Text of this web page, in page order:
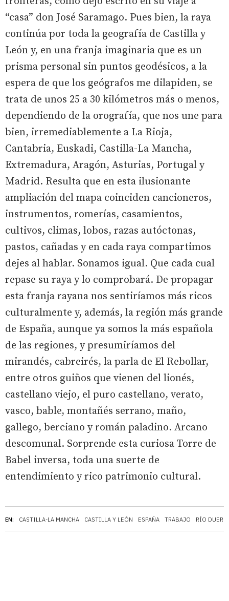
EN: CASTILLA-LA MANCHA CASTILLA Y LEÓN ESPAÑA TRABAJO RÍO DUERO
“casa” don José Saramago. Pues bien, la raya
continúa por toda la geografía de Castilla y
León y, en una franja imaginaria que es un
prisma personal sin puntos geodésicos, a la
espera de que los geógrafos me dilapiden, se
trata de unos 25 a 30 kilómetros más o menos,
dependiendo de la orografía, que nos une para
bien, irremediablemente a La Rioja,
Cantabria, Euskadi, Castilla-La Mancha,
Extremadura, Aragón, Asturias, Portugal y
Madrid. Resulta que en esta ilusionante
ampliación del mapa coinciden cancioneros,
instrumentos, romerías, casamientos,
cultivos, climas, lobos, razas autóctonas,
pastos, cañadas y en cada raya compartimos
dejes al hablar. Sonamos igual. Que cada cual
repase su raya y lo comprobará. De propagar
esta franja rayana nos sentiríamos más ricos
culturalmente y, además, la región más grande
de España, aunque ya somos la más española
de las regiones, y presumiríamos del
mirandés, cabreirés, la parla de El Rebollar,
entre otros guiños que vienen del lionés,
castellano viejo, el puro castellano, verato,
vasco, bable, montañés serrano, maño,
gallego, berciano y román paladino. Arcano
descomunal. Sorprende esta curiosa Torre de
Babel inversa, toda una suerte de
entendimiento y rico patrimonio cultural.